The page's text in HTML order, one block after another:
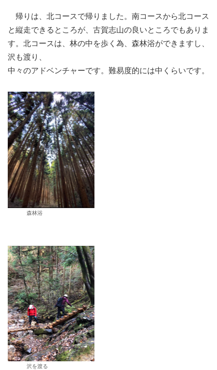
帰りは、北コースで帰りました。南コースから北コース
と縦走できるところが、古賀志山の良いところでもありま
す。北コースは、林の中を歩く為、森林浴ができますし、
沢も渡り、
中々のアドベンチャーです。難易度的には中くらいです。
森林浴
沢を渡る